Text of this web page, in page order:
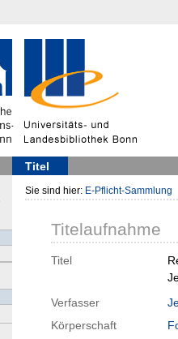
Titel
Sie sind hier: E-Pflicht-Sammlung
Titelaufnahme
Titel
Verfasser
Körperschaft